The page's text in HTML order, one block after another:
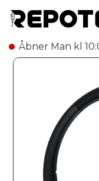
Åbner Man kl